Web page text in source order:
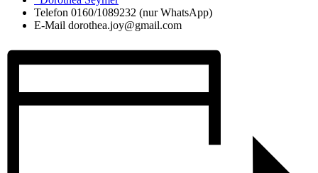
Telefon 0160/1089232 (nur WhatsApp)
E-Mail dorothea.joy@gmail.com